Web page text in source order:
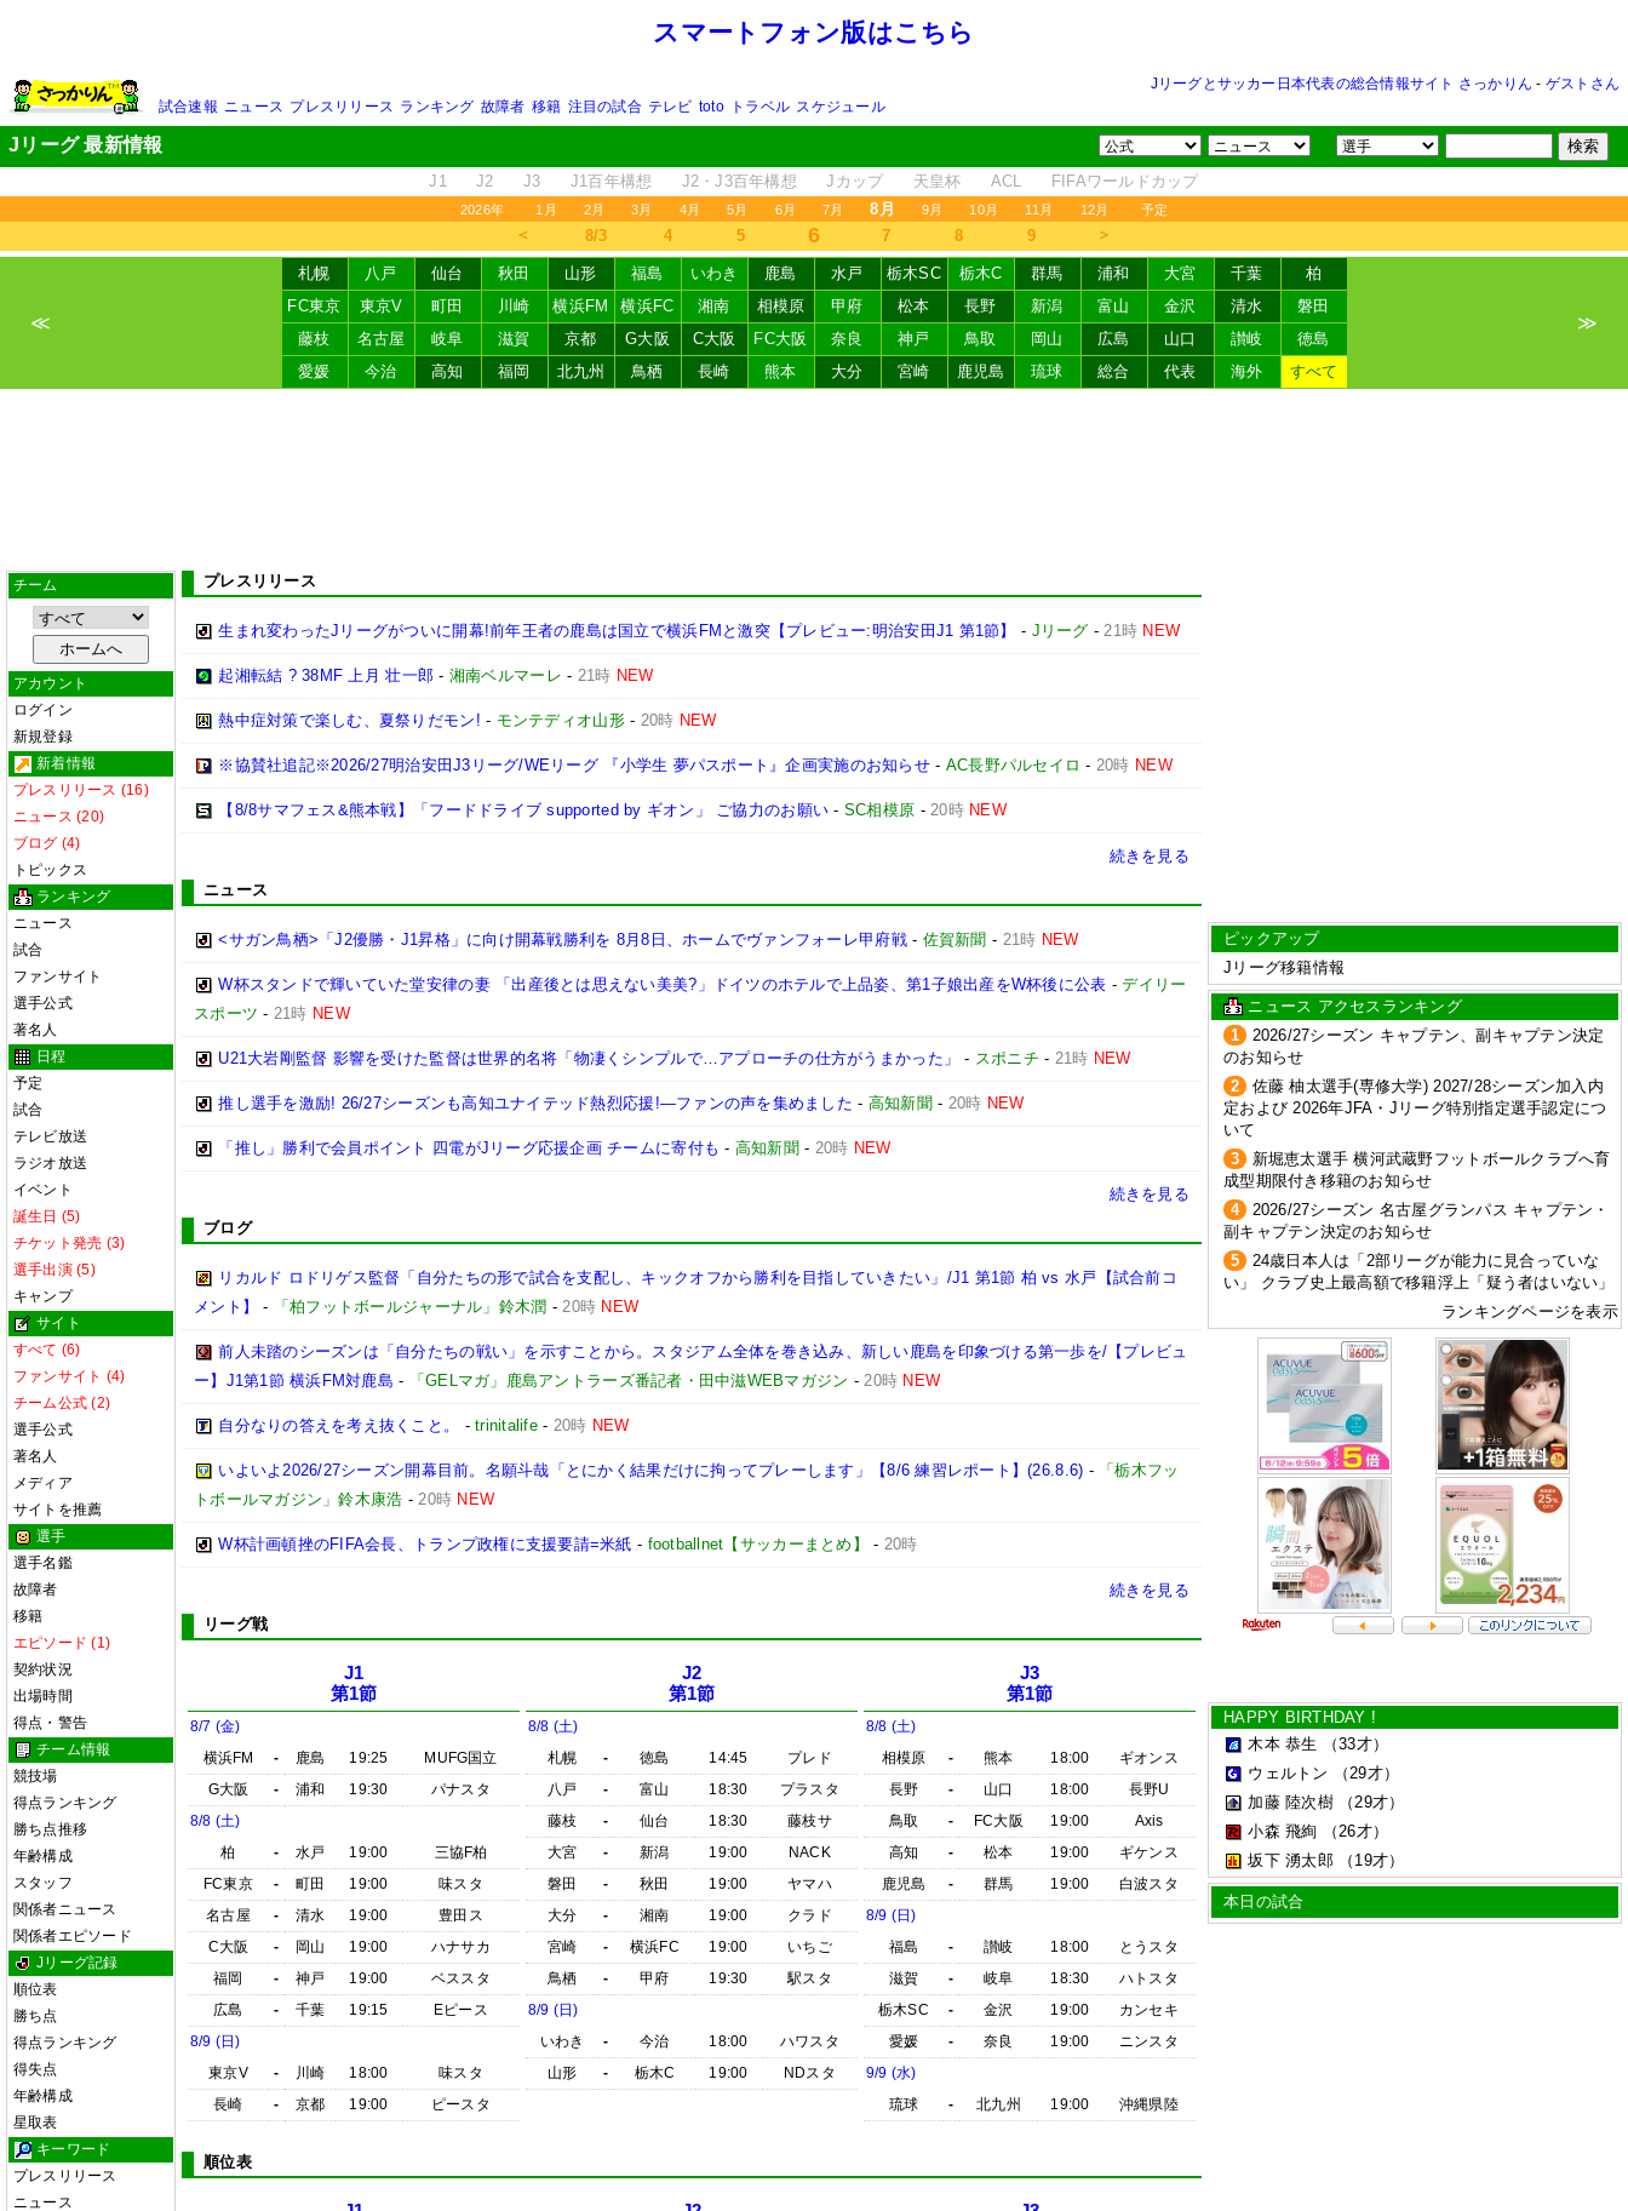
スマートフォン版はこちら
Jリーグとサッカー日本代表の総合情報サイト さっかりん - ゲストさん
試合速報 ニュース プレスリリース ランキング 故障者 移籍 注目の試合 テレビ toto トラベル スケジュール
Jリーグ 最新情報
J1 J2 J3 J1百年構想 J2・J3百年構想 Jカップ 天皇杯 ACL FIFAワールドカップ
2026年 1月 2月 3月 4月 5月 6月 7月 8月 9月 10月 11月 12月 予定
＜ 8/3 4 5 6 7 8 9 ＞
≪
札幌 八戸 仙台 秋田 山形 福島 いわき 鹿島 水戸 栃木SC 栃木C 群馬 浦和 大宮 千葉
柏
FC東京
東京V 町田 川崎 横浜FM 横浜FC 湘南 相模原 甲府 松本 長野 新潟 富山 金沢 清水
磐田
藤枝
名古屋 岐阜 滋賀 京都 G大阪 C大阪 FC大阪 奈良 神戸 鳥取 岡山 広島 山口 讃岐
徳島
愛媛
今治 高知 福岡 北九州 鳥栖 長崎 熊本 大分 宮崎 鹿児島 琉球 総合 代表 海外 すべて
≫
チーム
アカウント
ログイン
新規登録
新着情報
プレスリリース (16)
ニュース (20)
ブログ (4)
トピックス
ランキング
ニュース
試合
ファンサイト
選手公式
著名人
日程
予定
試合
テレビ放送
ラジオ放送
イベント
誕生日 (5)
チケット発売 (3)
選手出演 (5)
キャンプ
サイト
すべて (6)
ファンサイト (4)
チーム公式 (2)
選手公式
著名人
メディア
サイトを推薦
選手
選手名鑑
故障者
移籍
エピソード (1)
契約状況
出場時間
得点・警告
チーム情報
競技場
得点ランキング
勝ち点推移
年齢構成
スタッフ
関係者ニュース
関係者エピソード
Jリーグ記録
順位表
勝ち点
得点ランキング
得失点
年齢構成
星取表
キーワード
プレスリリース
ニュース
プレスリリース
生まれ変わったJリーグがついに開幕!前年王者の鹿島は国立で横浜FMと激突【プレビュー:明治安田J1 第1節】 - Jリーグ -21時 NEW
起湘転結 ? 38MF 上月 壮一郎 - 湘南ベルマーレ - 21時 NEW
熱中症対策で楽しむ、夏祭りだモン! - モンテディオ山形- 20時 NEW
※協賛社追記※2026/27明治安田J3リーグ/WEリーグ 『小学生 夢パスポート』企画実施のお知らせ- AC長野パルセイロ - 20時 NEW
【8/8サマフェス&熊本戦】「フードドライブ supported by ギオン」 ご協力のお願い - SC相模原 -20時 NEW
続きを見る
ニュース
<サガン鳥栖>「J2優勝・J1昇格」に向け開幕戦勝利を 8月8日、ホームでヴァンフォーレ甲府戦- 佐賀新聞 - 21時 NEW
W杯スタンドで輝いていた堂安律の妻 「出産後とは思えない美美?」ドイツのホテルで上品姿、第1子娘出産をW杯後に公表 -デイリー
スポーツ - 21時 NEW
U21大岩剛監督 影響を受けた監督は世界的名将「物凄くシンプルで…アプローチの仕方がうまかった」 - スポニチ - 21時 NEW
推し選手を激励! 26/27シーズンも高知ユナイテッド熱烈応援!―ファンの声を集めました - 高知新聞 - 20時 NEW
「推し」勝利で会員ポイント 四電がJリーグ応援企画 チームに寄付も - 高知新聞 - 20時 NEW
続きを見る
ブログ
リカルド ロドリゲス監督「自分たちの形で試合を支配し、キックオフから勝利を目指していきたい」/J1 第1節 柏 vs 水戸【試合前コ
メント】
- 「柏フットボールジャーナル」鈴木潤 -20時 NEW
前人未踏のシーズンは「自分たちの戦い」を示すことから。スタジアム全体を巻き込み、新しい鹿島を印象づける第一歩を/【プレビュ
ー】J1第1節 横浜FM対鹿島 - 「GELマガ」鹿島アントラーズ番記者・田中滋WEBマガジン -20時 NEW
自分なりの答えを考え抜くこと。 -trinitalife - 20時 NEW
いよいよ2026/27シーズン開幕目前。名願斗哉「とにかく結果だけに拘ってプレーします」【8/6 練習レポート】(26.8.6) -
「栃木フッ
トボールマガジン」鈴木康浩 -20時 NEW
W杯計画頓挫のFIFA会長、トランプ政権に支援要請=米紙 - footballnet【サッカーまとめ】 - 20時
続きを見る
リーグ戦
J1
第1節
8/7 (金)
横浜FM
- 鹿島 19:25
MUFG国立
G大阪
- 浦和 19:30
パナスタ
8/8 (土)
柏
- 水戸 19:00
三協F柏
FC東京
- 町田 19:00
味スタ
名古屋
- 清水 19:00
豊田ス
C大阪
- 岡山 19:00
ハナサカ
福岡
- 神戸 19:00
ベススタ
広島
- 千葉 19:15
Eピース
8/9 (日)
東京V
- 川崎 18:00
味スタ
長崎
- 京都 19:00 ピースタ
J2
第1節
8/8 (土)
札幌
- 徳島 14:45
プレド
八戸
- 富山 18:30
プラスタ
藤枝
- 仙台 18:30
藤枝サ
大宮
- 新潟 19:00
NACK
磐田
- 秋田 19:00
ヤマハ
大分
- 湘南 19:00
クラド
宮崎
- 横浜FC 19:00
いちご
鳥栖
- 甲府 19:30
駅スタ
8/9 (日)
いわき
- 今治 18:00
ハワスタ
山形
- 栃木C 19:00 NDスタ
J3
第1節
8/8 (土)
相模原
- 熊本 18:00
ギオンス
長野
- 山口 18:00
長野U
鳥取
- FC大阪 19:00
Axis
高知
- 松本 19:00
ギケンス
鹿児島
- 群馬 19:00
白波スタ
8/9 (日)
福島
- 讃岐 18:00
とうスタ
滋賀
- 岐阜 18:30
ハトスタ
栃木SC
- 金沢 19:00
カンセキ
愛媛
- 奈良 19:00
ニンスタ
9/9 (水)
琉球
- 北九州 19:00 沖縄県陸
順位表
ピックアップ
Jリーグ移籍情報
ニュース アクセスランキング
1
2026/27シーズン キャプテン、副キャプテン決定
のお知らせ
2
佐藤 柚太選手(専修大学) 2027/28シーズン加入内
定および 2026年JFA・Jリーグ特別指定選手認定につ
いて
3
新堀恵太選手 横河武蔵野フットボールクラブへ育
成型期限付き移籍のお知らせ
4
2026/27シーズン 名古屋グランパス キャプテン・
副キャプテン決定のお知らせ
5
24歳日本人は「2部リーグが能力に見合っていな
い」 クラブ史上最高額で移籍浮上「疑う者はいない」
ランキングページを表示
HAPPY BIRTHDAY !
木本 恭生
（33才）
ウェルトン
（29才）
加藤 陸次樹
（29才）
小森 飛絢
（26才）
坂下 湧太郎
（19才）
本日の試合